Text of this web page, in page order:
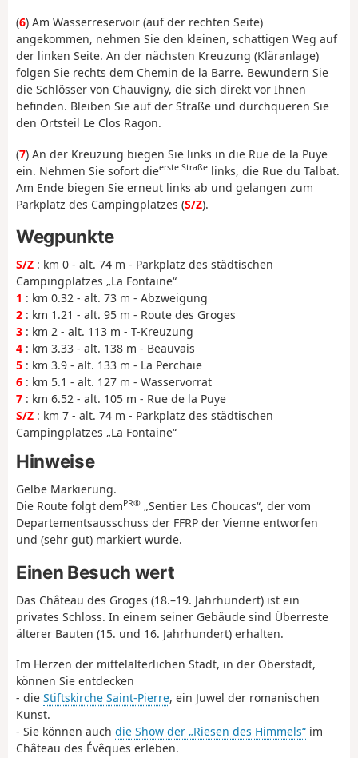
(6) Am Wasserreservoir (auf der rechten Seite)
angekommen, nehmen Sie den kleinen, schattigen Weg auf
der linken Seite. An der nächsten Kreuzung (Kläranlage)
folgen Sie rechts dem Chemin de la Barre. Bewundern Sie
die Schlösser von Chauvigny, die sich direkt vor Ihnen
befinden. Bleiben Sie auf der Straße und durchqueren Sie
den Ortsteil Le Clos Ragon.
(7) An der Kreuzung biegen Sie links in die Rue de la Puye
ein. Nehmen Sie sofort dieerste Straße links, die Rue du Talbat.
Am Ende biegen Sie erneut links ab und gelangen zum
Parkplatz des Campingplatzes (S/Z).
Wegpunkte
S/Z : km 0 - alt. 74 m - Parkplatz des städtischen
Campingplatzes „La Fontaine“
1 : km 0.32 - alt. 73 m - Abzweigung
2 : km 1.21 - alt. 95 m - Route des Groges
3 : km 2 - alt. 113 m - T-Kreuzung
4 : km 3.33 - alt. 138 m - Beauvais
5 : km 3.9 - alt. 133 m - La Perchaie
6 : km 5.1 - alt. 127 m - Wasservorrat
7 : km 6.52 - alt. 105 m - Rue de la Puye
S/Z : km 7 - alt. 74 m - Parkplatz des städtischen
Campingplatzes „La Fontaine“
Hinweise
Gelbe Markierung.
Die Route folgt demPR® „Sentier Les Choucas“, der vom
Departementsausschuss der FFRP der Vienne entworfen
und (sehr gut) markiert wurde.
Einen Besuch wert
Das Château des Groges (18.–19. Jahrhundert) ist ein
privates Schloss. In einem seiner Gebäude sind Überreste
älterer Bauten (15. und 16. Jahrhundert) erhalten.
Im Herzen der mittelalterlichen Stadt, in der Oberstadt,
können Sie entdecken
- die Stiftskirche Saint-Pierre, ein Juwel der romanischen
Kunst.
- Sie können auch die Show der „Riesen des Himmels“ im
Château des Évêques erleben.